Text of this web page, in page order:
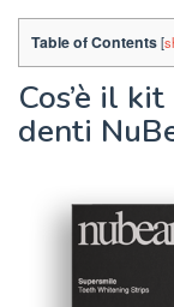
Table of Contents[
Cos’è il
denti